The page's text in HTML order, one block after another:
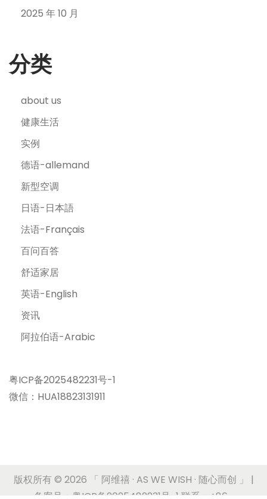
2025 年 10 月
分类
about us
健康生活
实例
德语-allemand
新型空调
日语-日本語
法语-Français
百问百答
舒适家居
英语-English
资讯
阿拉伯语-Arabic
粤ICP备2025482231号-1
微信：HUA18823131911
版权所有 © 2026 「 阿维禧 · AS WE WISH · 随心而创 」
|